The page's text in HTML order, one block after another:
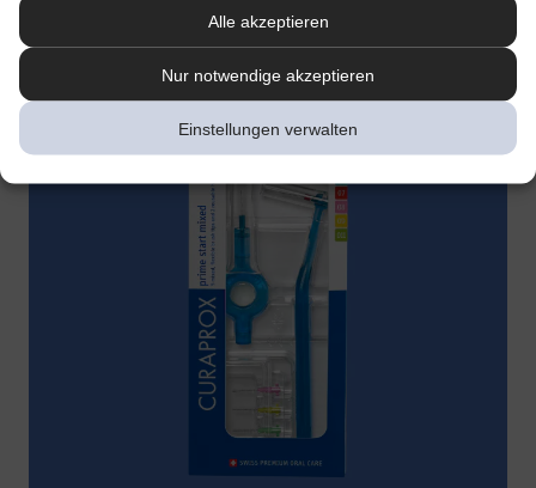
Alle akzeptieren
Nur notwendige akzeptieren
Einstellungen verwalten
konsequente Mundpflege für jeden zugänglich.